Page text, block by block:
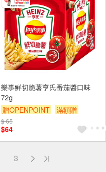
樂事鮮切脆薯亨氏番茄醬口味
72g
贈OPENPOINT
滿額贈
滿額9折
$ 65
$64
3